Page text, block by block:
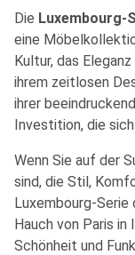
Die Luxembourg-
eine
Kultur, das
ihrem zeitlosen
ihrer
Investition, die
Wenn Sie auf der
sind, die Stil,
Luxembourg-Serie
Hauch von Paris in
Schönheit und